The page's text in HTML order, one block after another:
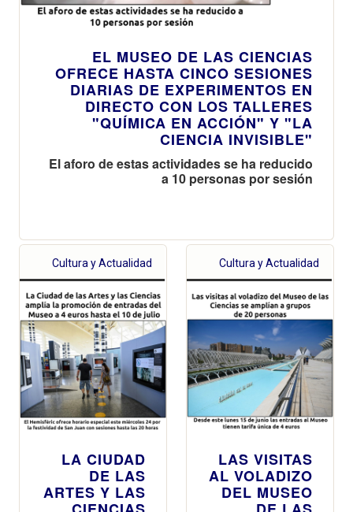
EL MUSEO DE LAS CIENCIAS
OFRECE HASTA CINCO SESIONES
DIARIAS DE EXPERIMENTOS EN
DIRECTO CON LOS TALLERES
"QUÍMICA EN ACCIÓN" Y "LA
CIENCIA INVISIBLE"
El aforo de estas actividades se ha reducido
a 10 personas por sesión
Cultura y Actualidad
LA CIUDAD
DE LAS
ARTES Y LAS
Cultura y Actualidad
LAS VISITAS
AL VOLADIZO
DEL MUSEO